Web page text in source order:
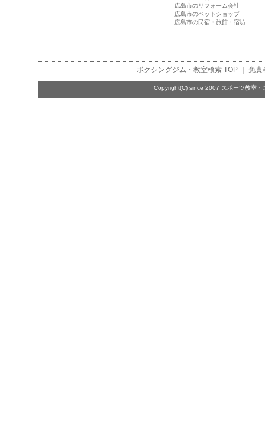
広島市のリフォーム会社
広島市のペットショップ
広島市の民宿・旅館・宿坊
ボクシングジム・教室検索TOP ｜ 免責
Copyright(C) since 2007 スポーツ教室・